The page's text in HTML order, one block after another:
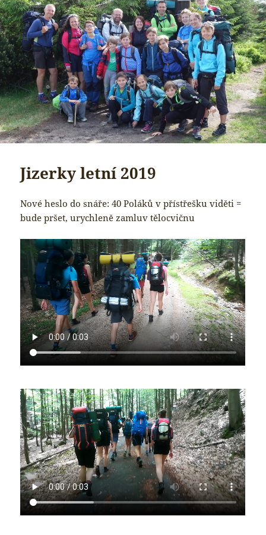
Jizerky letní 2019
Nové heslo do snáře: 40 Poláků v přístřešku viděti =
bude pršet, urychleně zamluv tělocvičnu